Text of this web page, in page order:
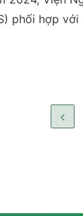
phối hợp
cũng như gợi